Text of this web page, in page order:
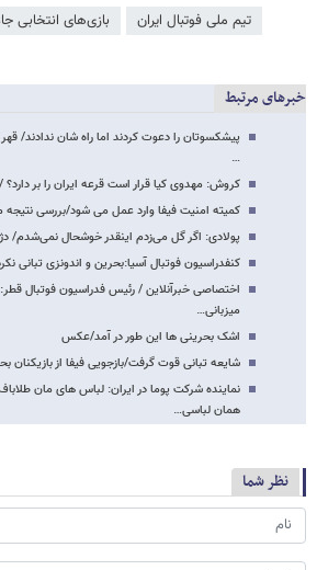
تیم ملی فوتبال ایران بازی‌های انتخابی
خبرهای مرتبط
پیشکسوتان را دعوت کردند اما راه شان ندادند/
…
کروش: مهدوی کیا قرار است قرعه ایران را بر
کمیته امنیت فیفا وارد عمل می شود/بررسی
پولادی: اگر گل می‌زدم اینقدر خوشحال نمی‌شدم/
کنفدراسیون فوتبال آسیا:بحرین و اندونزی تبانی
اختصاصی خبرآنلاین / رئیس فدراسیون فوتبال قطر:
میزبانی…
اشک بحرینی ها این طور در آمد/عکس
شایعه تبانی قوت گرفت/بازجویی فیفا از بازیکنان
نماینده شرکت پوما در ایران: لباس های مان
همان لباسی…
نظر شما